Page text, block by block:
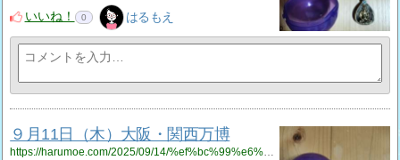
いいね！
0 はるもえ
９月11日（木）大阪・関西万博
https://harumoe.com/2025/09/14/%ef%bc%99%e6%9c%8811%e6%97%a5%ef%bc%88%e6%9c%a8%ef%bc%89%e5%a4%a7%e9%98%aa%e3%83%bb%e9%96%a2%e8%a5%bf%e4%b8%87%e5%8d%9a/